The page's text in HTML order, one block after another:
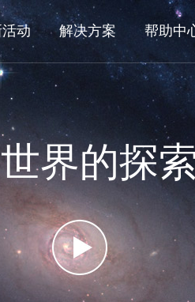
动 解决方案 帮助中
界的探